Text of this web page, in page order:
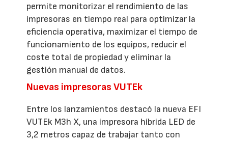
permite monitorizar el rendimiento de las
impresoras en tiempo real para optimizar la
eficiencia operativa, maximizar el tiempo de
funcionamiento de los equipos, reducir el
coste total de propiedad y eliminar la
gestión manual de datos.
Nuevas impresoras VUTEk
Entre los lanzamientos destacó la nueva EFI
VUTEk M3h X, una impresora híbrida LED de
3,2 metros capaz de trabajar tanto con